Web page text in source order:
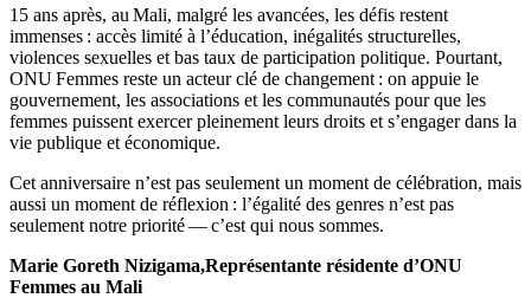
15 ans après, au Mali, malgré les avancées, les défis restent
immenses : accès limité à l’éducation, inégalités structurelles,
violences sexuelles et bas taux de participation politique. Pourtant,
ONU Femmes reste un acteur clé de changement : on appuie le
gouvernement, les associations et les communautés pour que les
femmes puissent exercer pleinement leurs droits et s’engager dans la
vie publique et économique.
Cet anniversaire n’est pas seulement un moment de célébration, mais
aussi un moment de réflexion : l’égalité des genres n’est pas
seulement notre priorité — c’est qui nous sommes.
Marie Goreth Nizigama,Représentante résidente d’ONU
Femmes au Mali